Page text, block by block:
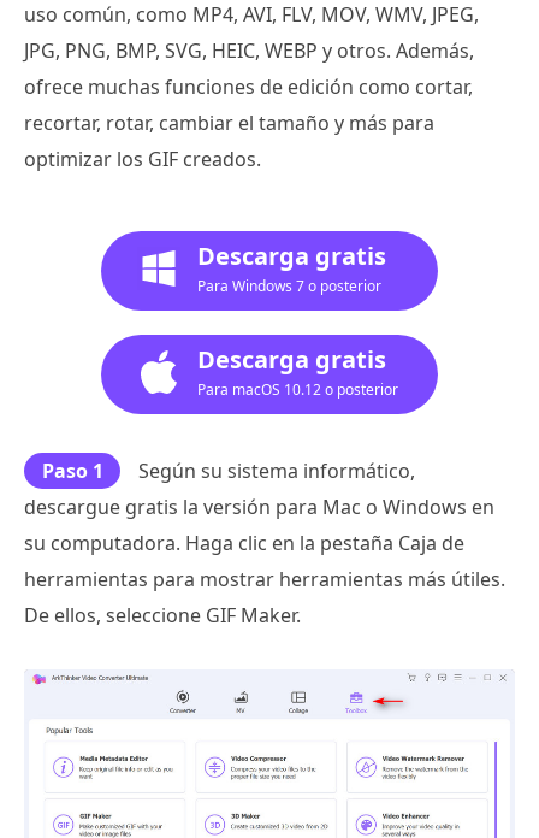
uso común, como MP4, AVI, FLV, MOV, WMV, JPEG,
JPG, PNG, BMP, SVG, HEIC, WEBP y otros. Además,
ofrece muchas funciones de edición como cortar,
recortar, rotar, cambiar el tamaño y más para
optimizar los GIF creados.
Descarga gratis
Para Windows 7 o posterior
Descarga gratis
Para macOS 10.12 o posterior
Paso 1
Según su sistema informático,
descargue gratis la versión para Mac o Windows en
su computadora. Haga clic en la pestaña Caja de
herramientas para mostrar herramientas más útiles.
De ellos, seleccione GIF Maker.